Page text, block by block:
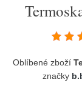
Oblíbené zboží
značky